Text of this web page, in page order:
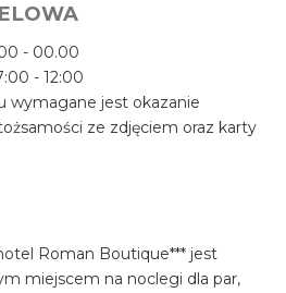
- 00.00
- 12:00
wymagane jest okazanie
ze zdjęciem oraz karty
Roman Boutique*** jest
miejscem na noclegi dla par,